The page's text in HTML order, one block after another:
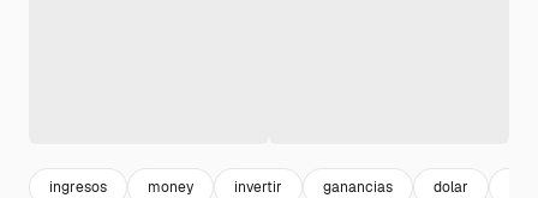
ingresos money invertir ganancias dolar